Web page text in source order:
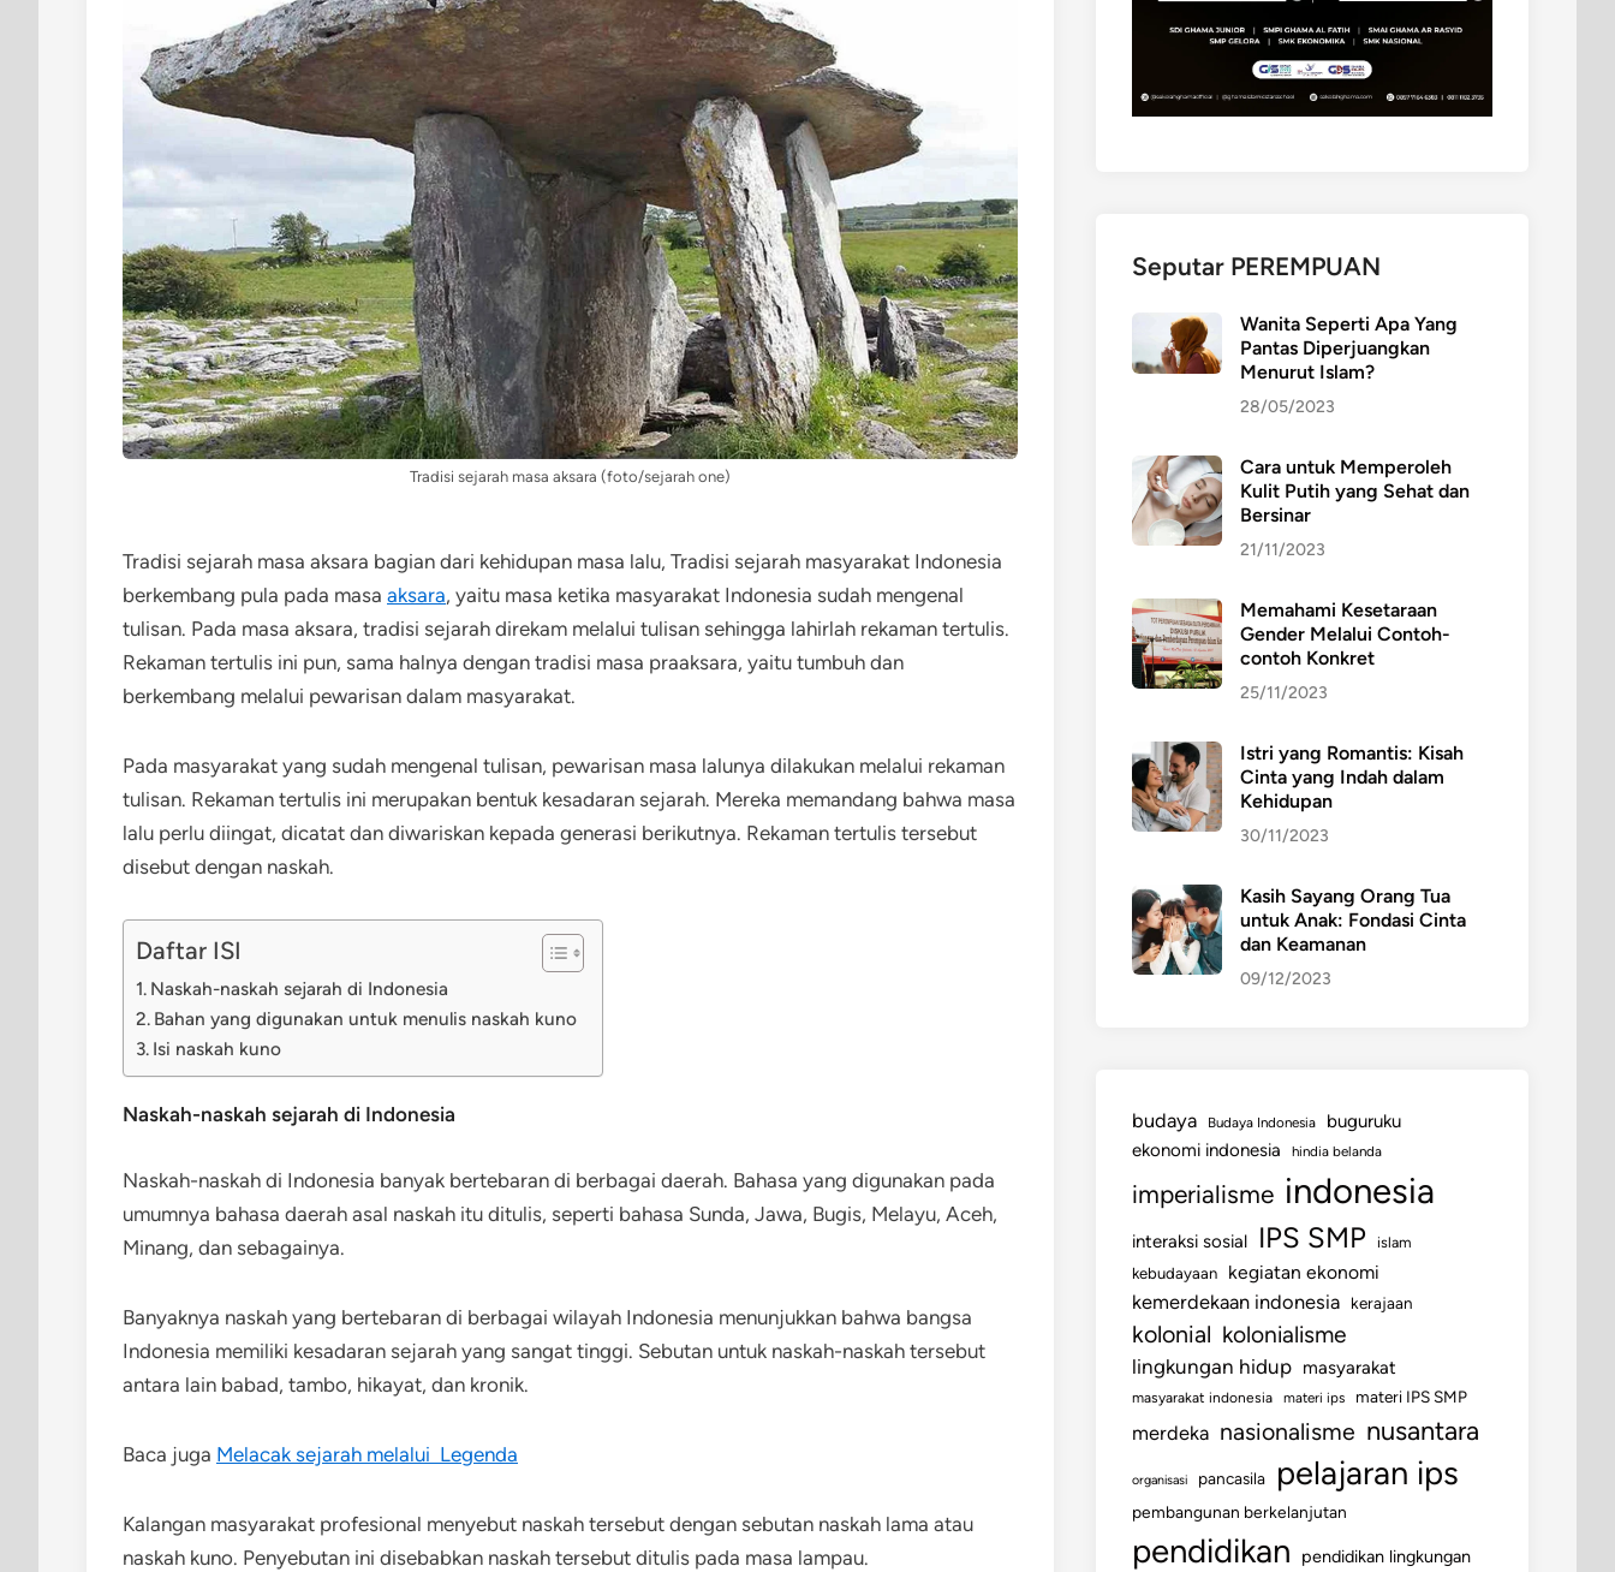
Tradisi sejarah masa aksara (foto/sejarah one)
Tradisi sejarah masa aksara bagian dari kehidupan masa lalu, Tradisi sejarah masyarakat Indonesia
berkembang pula pada masa aksara, yaitu masa ketika masyarakat Indonesia sudah mengenal
tulisan. Pada masa aksara, tradisi sejarah direkam melalui tulisan sehingga lahirlah rekaman tertulis.
Rekaman tertulis ini pun, sama halnya dengan tradisi masa praaksara, yaitu tumbuh dan
berkembang melalui pewarisan dalam masyarakat.
Pada masyarakat yang sudah mengenal tulisan, pewarisan masa lalunya dilakukan melalui rekaman
tulisan. Rekaman tertulis ini merupakan bentuk kesadaran sejarah. Mereka memandang bahwa masa
lalu perlu diingat, dicatat dan diwariskan kepada generasi berikutnya. Rekaman tertulis tersebut
disebut dengan naskah.
Daftar ISI
Naskah-naskah sejarah di Indonesia
Bahan yang digunakan untuk menulis naskah kuno
Isi naskah kuno
Naskah-naskah sejarah di Indonesia
Naskah-naskah di Indonesia banyak bertebaran di berbagai daerah. Bahasa yang digunakan pada
umumnya bahasa daerah asal naskah itu ditulis, seperti bahasa Sunda, Jawa, Bugis, Melayu, Aceh,
Minang, dan sebagainya.
Banyaknya naskah yang bertebaran di berbagai wilayah Indonesia menunjukkan bahwa bangsa
Indonesia memiliki kesadaran sejarah yang sangat tinggi. Sebutan untuk naskah-naskah tersebut
antara lain babad, tambo, hikayat, dan kronik.
Baca juga Melacak sejarah melalui Legenda
Kalangan masyarakat profesional menyebut naskah tersebut dengan sebutan naskah lama atau
naskah kuno. Penyebutan ini disebabkan naskah tersebut ditulis pada masa lampau.
Seputar PEREMPUAN
Wanita Seperti Apa Yang
Pantas Diperjuangkan
Menurut Islam?
28/05/2023
Cara untuk Memperoleh
Kulit Putih yang Sehat dan
Bersinar
21/11/2023
Memahami Kesetaraan
Gender Melalui Contoh-
contoh Konkret
25/11/2023
Istri yang Romantis: Kisah
Cinta yang Indah dalam
Kehidupan
30/11/2023
Kasih Sayang Orang Tua
untuk Anak: Fondasi Cinta
dan Keamanan
09/12/2023
budaya Budaya Indonesia
buguruku
ekonomi indonesia
hindia belanda
imperialisme indonesia
interaksi sosial IPS SMP
islam
kebudayaan
kegiatan ekonomi
kemerdekaan indonesia kerajaan
kolonial kolonialisme
lingkungan hidup masyarakat
masyarakat indonesia materi ips materi IPS SMP
merdeka nasionalisme nusantara
organisasi pancasila pelajaran ips
pembangunan berkelanjutan
pendidikan pendidikan lingkungan